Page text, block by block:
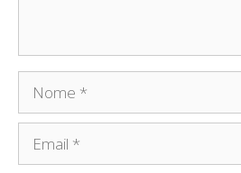
Nome
Email